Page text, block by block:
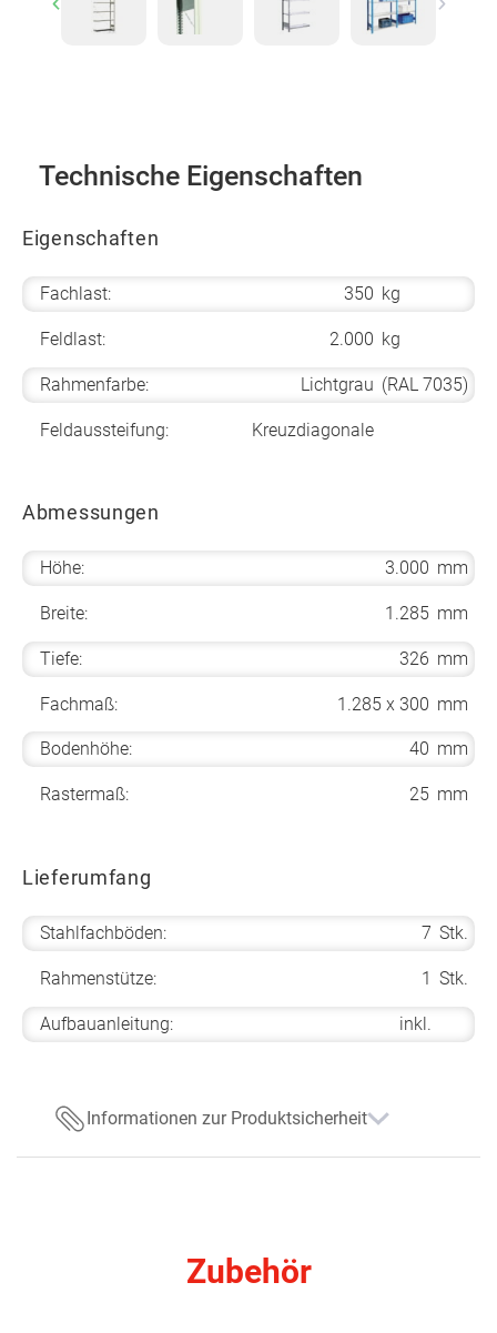
Previous Next
Technische Eigenschaften
Eigenschaften
Fachlast: 350 kg
Feldlast: 2.000 kg
Rahmenfarbe: Lichtgrau (RAL 7035)
Feldaussteifung: Kreuzdiagonale
Abmessungen
Höhe: 3.000 mm
Breite: 1.285 mm
Tiefe: 326 mm
Fachmaß: 1.285 x 300 mm
Bodenhöhe: 40 mm
Rastermaß: 25 mm
Lieferumfang
Stahlfachböden: 7 Stk.
Rahmenstütze: 1 Stk.
Aufbauanleitung: inkl.
Informationen zur Produktsicherheit
Zubehör